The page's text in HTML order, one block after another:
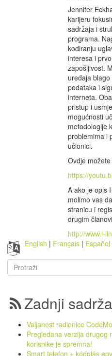
Jennifer
karijeru
sadržaja i
programa.
kodiranju
interesa i
zapošljivost.
uređaja
podataka i
interneta.
pristup i
mogućnosti
metodologije
problemima i
učionici.
Ovdje
https://
A ako je opis
molimo vas
stranicu i
drugim
http://www.i-
English
Français Español
Obrazac
Zadnji
Valjanost radionice
Pregledana verzija drugog
korisnike je spremna!
Smart telefon + kódolás